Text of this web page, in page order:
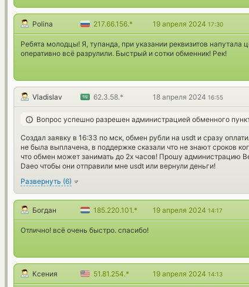
Polina 217.66.156.* 19 апреля 2024 17:30
Ребята молодцы! Я, тупанда, при указании реквизитов напутала
оперативно всё разрулили. Быстрый и сотки обменник! Рек!
Vladislav 62.3.58.* 18 апреля 2024 16:55
Вопрос успешно разрешен администрацией обменного
Создал заявку в 16:33 по мск, обмен рубли на usdt и сразу
не была выплачена, в поддержке сказали что не знают сроков
что обмен может занимать до 2х часов! Прошу администрацию
Daeo чтобы они отправили мне usdt или вернули деньги!
Развернуть (6)
Богдан 185.220.101.* 19 апреля 2024 14:17
Отлично! всё очень быстро. спасибо!
Ксения 51.81.254.* 19 апреля 2024 14:13